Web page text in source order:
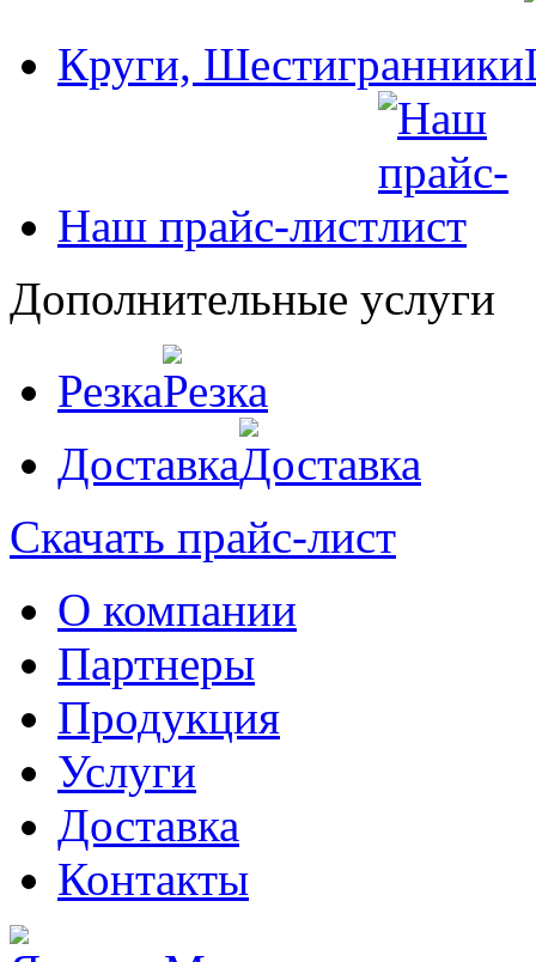
Круги, Шестигранники
Наш прайс-лист
Дополнительные услуги
Резка
Доставка
Скачать прайс-лист
О компании
Партнеры
Продукция
Услуги
Доставка
Контакты